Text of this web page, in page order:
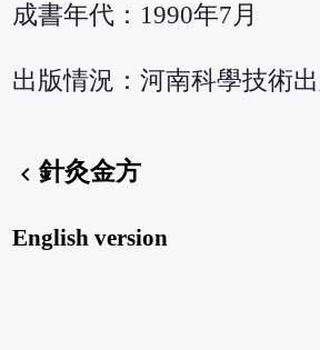
成書年代：1990年7月
出版情況：河南科學技術
chevron_left針灸金方
English version